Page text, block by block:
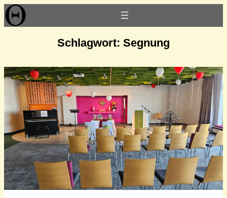
Zum
Inhalt
Schlagwort: Segnung